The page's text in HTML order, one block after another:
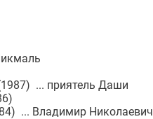
... приятель Даши
... Владимир Николаевич